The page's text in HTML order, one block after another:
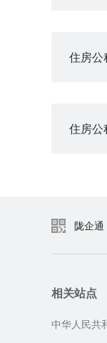
住房公
住房公
陇企通
相关站点
中华人民共